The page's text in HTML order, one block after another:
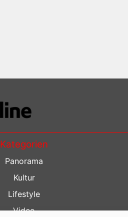
Kategorien
Panorama
Kultur
Lifestyle
Video